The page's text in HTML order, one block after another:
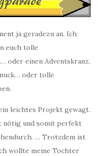
ja geradezu an. Ich
euch tolle
oder einen Adventskranz,
oder tolle
leichtes Projekt gewagt.
nötig und somit perfekt
… Trotzdem ist
wollte meine Tochter